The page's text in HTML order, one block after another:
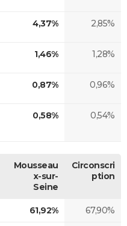
4,37% 2,85%
1,46% 1,28%
0,87% 0,96%
0,58% 0,54%
Mousseau
x-sur-
Seine
Circonscri
ption
61,92% 67,90%